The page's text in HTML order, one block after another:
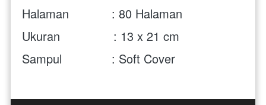
Halaman            : 80 Halaman
Ukuran               : 13 x 21 cm
Sampul              : Soft Cover